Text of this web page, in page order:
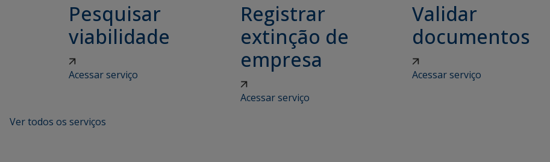
Pesquisar
viabilidade
Acessar serviço
Registrar
extinção de
empresa
Acessar serviço
Validar
documentos
Acessar serviço
Ver todos os serviços